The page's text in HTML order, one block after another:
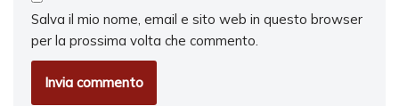
Salva il mio nome, email e sito web in questo browser
per la prossima volta che commento.